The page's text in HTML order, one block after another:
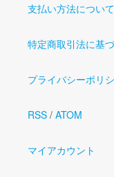
支払い方法について
特定商取引法に基
プライバシーポリ
RSS / ATOM
マイアカウント